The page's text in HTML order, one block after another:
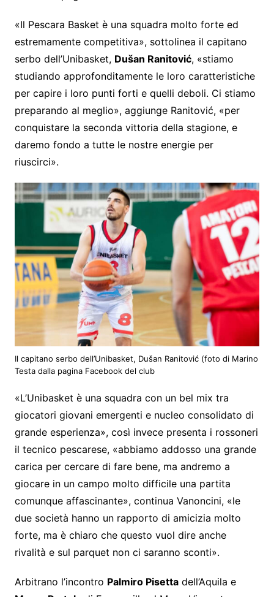
«Il Pescara Basket è una squadra molto forte ed
estremamente competitiva», sottolinea il capitano
serbo dell’Unibasket, Dušan Ranitović, «stiamo
studiando approfonditamente le loro caratteristiche
per capire i loro punti forti e quelli deboli. Ci stiamo
preparando al meglio», aggiunge Ranitović, «per
conquistare la seconda vittoria della stagione, e
daremo fondo a tutte le nostre energie per
riuscirci».
Il capitano serbo dell’Unibasket, Dušan Ranitović (foto di Marino
Testa dalla pagina Facebook del club
«L’Unibasket è una squadra con un bel mix tra
giocatori giovani emergenti e nucleo consolidato di
grande esperienza», così invece presenta i rossoneri
il tecnico pescarese, «abbiamo addosso una grande
carica per cercare di fare bene, ma andremo a
giocare in un campo molto difficile una partita
comunque affascinante», continua Vanoncini, «le
due società hanno un rapporto di amicizia molto
forte, ma è chiaro che questo vuol dire anche
rivalità e sul parquet non ci saranno sconti».
Arbitrano l’incontro Palmiro Pisettadell’Aquila e